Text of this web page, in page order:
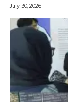
July 30, 2026